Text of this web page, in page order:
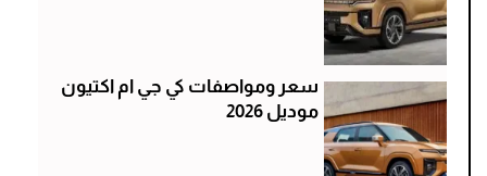
سعر ومواصفات كي جي ام اكتيون
موديل 2026